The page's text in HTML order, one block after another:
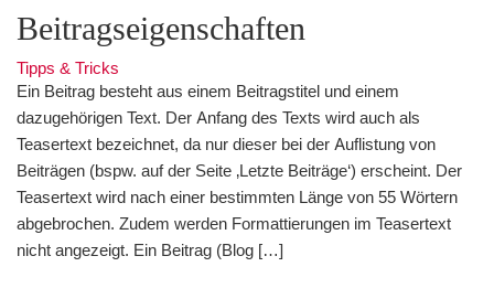
Beitragseigenschaften
Tipps & Tricks
Ein Beitrag besteht aus einem Beitragstitel und einem
dazugehörigen Text. Der Anfang des Texts wird auch als
Teasertext bezeichnet, da nur dieser bei der Auflistung von
Beiträgen (bspw. auf der Seite ‚Letzte Beiträge‘) erscheint. Der
Teasertext wird nach einer bestimmten Länge von 55 Wörtern
abgebrochen. Zudem werden Formattierungen im Teasertext
nicht angezeigt. Ein Beitrag (Blog […]